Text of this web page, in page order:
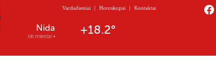
Vardadieniai | Horoskopai | Kontaktai
Nida
kiti miestai +18.2°